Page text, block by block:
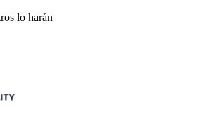
lo harán